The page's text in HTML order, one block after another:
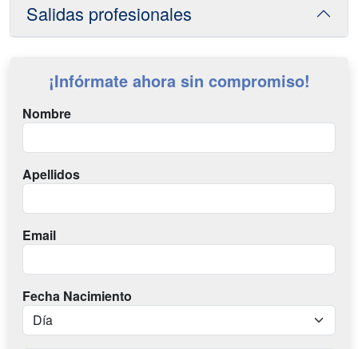
Salidas profesionales
¡Infórmate ahora sin compromiso!
Nombre
Apellidos
Email
Fecha Nacimiento